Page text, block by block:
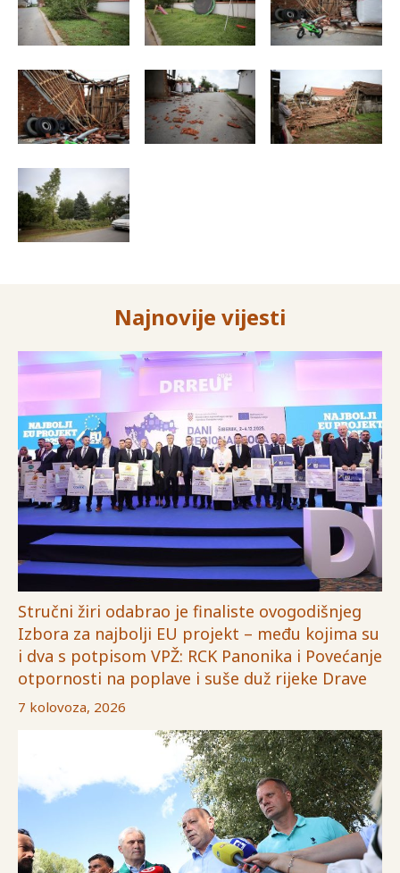
Najnovije vijesti
Stručni žiri odabrao je finaliste ovogodišnjeg
Izbora za najbolji EU projekt – među kojima su
i dva s potpisom VPŽ: RCK Panonika i Povećanje
otpornosti na poplave i suše duž rijeke Drave
7 kolovoza, 2026